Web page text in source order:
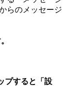
らのメッセージ
プすると「設